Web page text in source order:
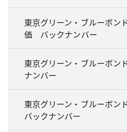
東京グリーン・ブルーボン
価 バックナンバー
東京グリーン・ブルーボン
ナンバー
東京グリーン・ブルーボン
バックナンバー